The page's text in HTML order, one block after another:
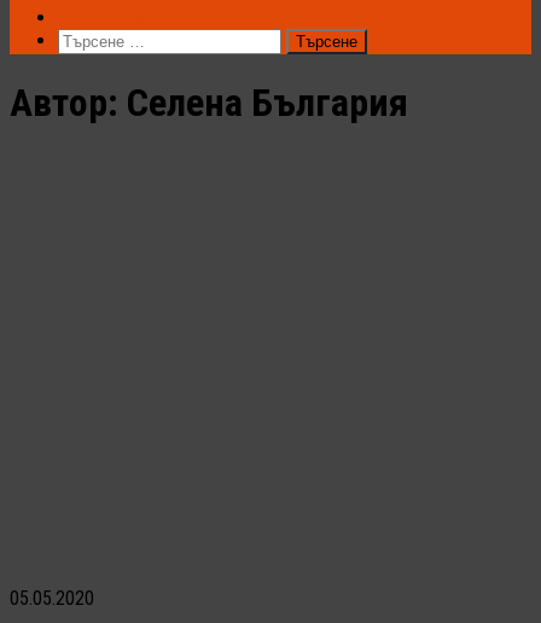
Търсене
за:
Автор: Селена България
05.05.2020